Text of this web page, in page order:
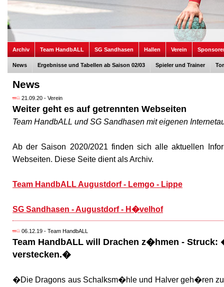
Archiv Team HandbALL SG Sandhasen Hallen Verein
News Ergebnisse und Tabellen ab Saison 02/03 Spieler und Trainer
News
21.09.20 - Verein
Weiter geht es auf getrennten Webseiten
Team HandbALL und SG Sandhasen mit eigenen
Ab der Saison 2020/2021 finden sich alle aktuellen
Webseiten. Diese Seite dient als Archiv.
Team HandbALL Augustdorf - Lemgo - Lippe
SG Sandhasen - Augustdorf - H�velhof
06.12.19 - Team HandbALL
Team HandbALL will Drachen z�hmen -
verstecken.�
�Die Dragons aus Schalksm�hle und Halver geh�ren zu